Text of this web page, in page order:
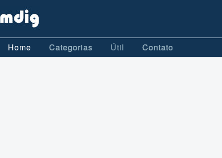
Home Categorias Útil Contato